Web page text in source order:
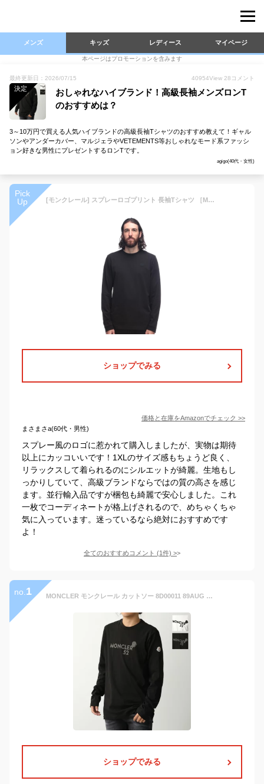
メンズ キッズ レディース マイページ
本ページはプロモーションを含みます
最終更新日：2026/07/15 40954View 28 コメント
決定
おしゃれなハイブランド！高級長袖メンズロンT
のおすすめは？
3～10万円で買える人気ハイブランドの高級長袖Tシャツのおすすめ教えて！ギャル
ソンやアンダーカバー、マルジェラやVETEMENTS等おしゃれなモード系ファッシ
ョン好きな男性にプレゼントするロンTです。
agigo(40代・女性)
Pick
Up
[モンクレール] スプレーロゴプリント 長袖Tシャツ ［MC8D0000189AUG］ブラック / 1XL [並行輸入品]
ショップでみる
価格と在庫をAmazonでチェック >>
まさまさa(60代・男性)
スプレー風のロゴに惹かれて購入しましたが、実物は期待
以上にカッコいいです！1XLのサイズ感もちょうど良く、
リラックスして着られるのにシルエットが綺麗。生地もし
っかりしていて、高級ブランドならではの質の高さを感じ
ます。並行輸入品ですが梱包も綺麗で安心しました。これ
一枚でコーディネートが格上げされるので、めちゃくちゃ
気に入っています。迷っているなら絶対におすすめです
よ！
全てのおすすめコメント (1件) >
no. 1 MONCLER モンクレール カットソー 8D00011 89AUG メンズ 長袖Tシャツ ロンT コットン クルーネック フロッキープリント ロゴパッチ カラー2色
ショップでみる